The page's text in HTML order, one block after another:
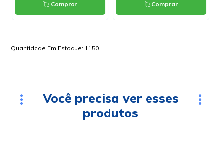
Comprar Comprar
Quantidade Em Estoque: 1150
Você precisa ver esses
produtos